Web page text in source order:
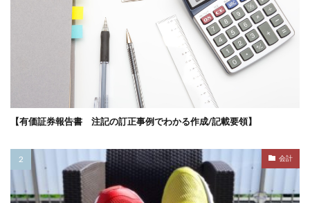
【有価証券報告書 注記の訂正事例でわかる作成/記載要領】
会計